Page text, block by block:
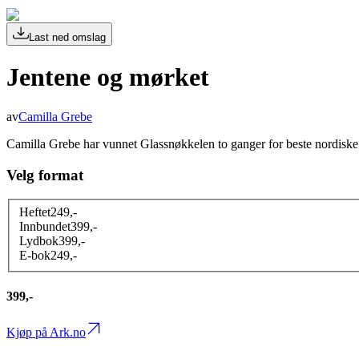
Last ned omslag
Jentene og mørket
avCamilla Grebe
Camilla Grebe har vunnet Glassnøkkelen to ganger for beste
Velg format
Heftet249,-
Innbundet399,-
Lydbok399,-
E-bok249,-
399,-
Kjøp på Ark.no